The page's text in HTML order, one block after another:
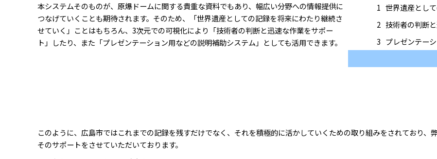
本システムそのものが、原爆ドームに関する貴重な資料でもあり、幅広い分野への情報提供に
つなげていくことも期待されます。そのため、「世界遺産としての記録を将来にわたり継続さ
せていく」ことはもちろん、3次元での可視化により「技術者の判断と迅速な作業をサポー
ト」したり、また「プレゼンテーション用などの説明補助システム」としても活用できます。
1 世界遺産とし
2 技術者の判断
3 プレゼンテー
このように、広島市ではこれまでの記録を残すだけでなく、それを積極的に活かしていくための取り組みをされており、
そのサポートをさせていただいております。